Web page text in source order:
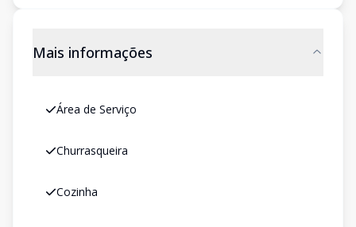
Mais informações
Área de Serviço
Churrasqueira
Cozinha